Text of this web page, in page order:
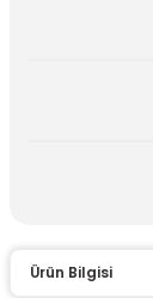
Ürün Bilgisi